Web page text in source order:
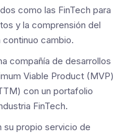
como las FinTech para
y la comprensión del
cambio.
compañía de desarrollos
Viable Product (MVP)
con un portafolio
FinTech.
su propio servicio de